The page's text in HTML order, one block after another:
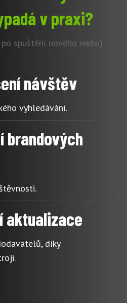
v praxi?
spuštění nového webu)
návštěv
vyhledávání.
brandových
aktualizace
díky